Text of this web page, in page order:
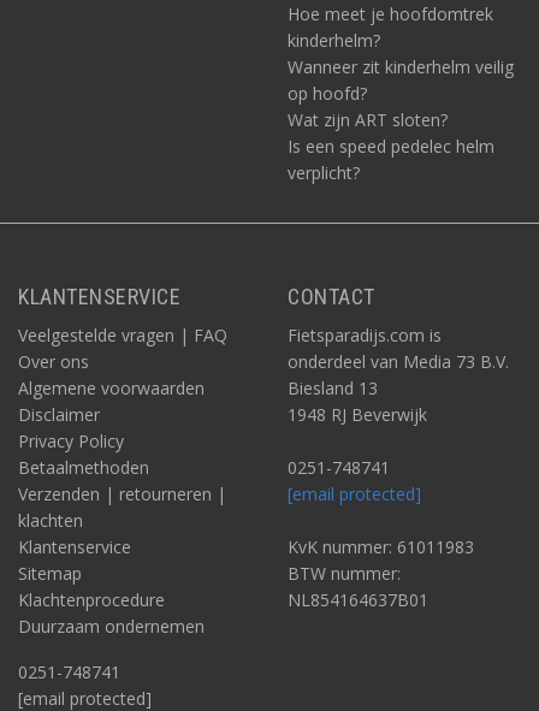
Hoe meet je hoofdomtrek
kinderhelm?
Wanneer zit kinderhelm veilig
op hoofd?
Wat zijn ART sloten?
Is een speed pedelec helm
verplicht?
KLANTENSERVICE
Veelgestelde vragen | FAQ
Over ons
Algemene voorwaarden
Disclaimer
Privacy Policy
Betaalmethoden
Verzenden | retourneren |
klachten
Klantenservice
Sitemap
Klachtenprocedure
Duurzaam ondernemen
0251-748741
[email protected]
CONTACT
Fietsparadijs.com is
onderdeel van Media 73 B.V.
Biesland 13
1948 RJ Beverwijk
0251-748741
[email protected]
KvK nummer: 61011983
BTW nummer:
NL854164637B01